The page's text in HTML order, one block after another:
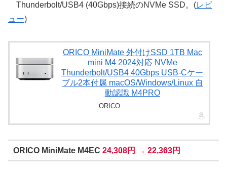
Thunderbolt/USB4 (40Gbps)接続のNVMe SSD。(レビ
ュー)
ORICO MiniMate 外付けSSD 1TB Mac
mini M4 2024対応 NVMe
Thunderbolt/USB4 40Gbps USB-Cケー
ブル2本付属 macOS/Windows/Linux 自
動認識​ M4PRO
ORICO
ORICO MiniMate M4EC 24,308円 → 22,363円